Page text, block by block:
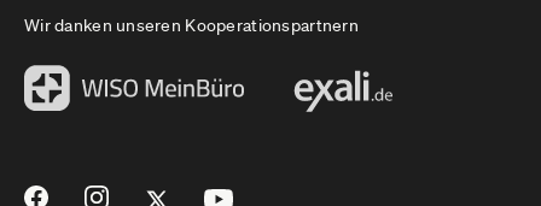
Wir danken unseren Kooperationspartnern